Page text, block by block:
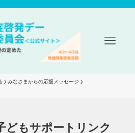
みなさまからの応援メッセージ
どもサポートリンク